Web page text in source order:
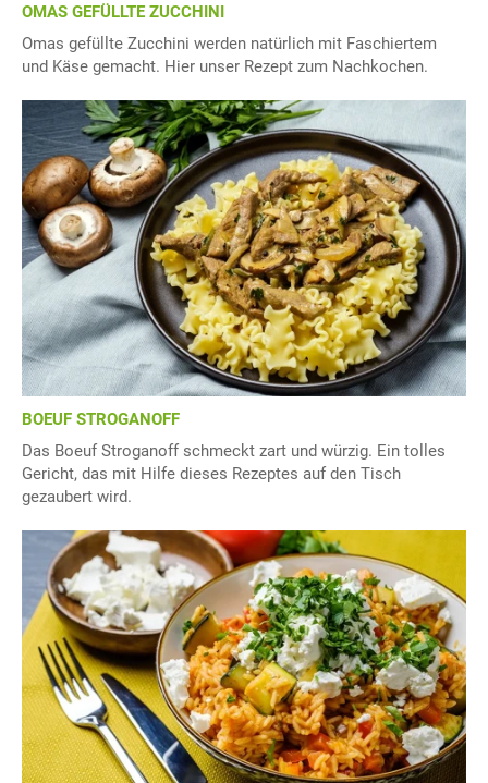
OMAS GEFÜLLTE ZUCCHINI
Omas gefüllte Zucchini werden natürlich mit Faschiertem
und Käse gemacht. Hier unser Rezept zum Nachkochen.
BOEUF STROGANOFF
Das Boeuf Stroganoff schmeckt zart und würzig. Ein tolles
Gericht, das mit Hilfe dieses Rezeptes auf den Tisch
gezaubert wird.